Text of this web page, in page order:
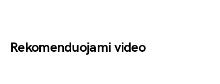
Rekomenduojami video